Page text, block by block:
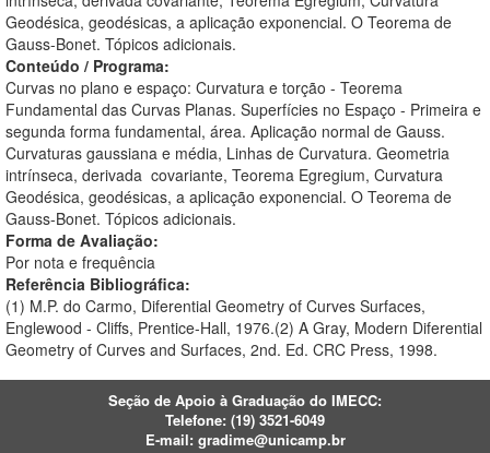
Geodésica, geodésicas, a aplicação exponencial. O Teorema de
Gauss-Bonet. Tópicos adicionais.
Conteúdo / Programa:
Curvas no plano e espaço: Curvatura e torção - Teorema
Fundamental das Curvas Planas. Superfícies no Espaço - Primeira e
segunda forma fundamental, área. Aplicação normal de Gauss.
Curvaturas gaussiana e média, Linhas de Curvatura. Geometria
intrínseca, derivada covariante, Teorema Egregium, Curvatura
Geodésica, geodésicas, a aplicação exponencial. O Teorema de
Gauss-Bonet. Tópicos adicionais.
Forma de Avaliação:
Por nota e frequência
Referência Bibliográfica:
(1) M.P. do Carmo, Diferential Geometry of Curves Surfaces,
Englewood - Cliffs, Prentice-Hall, 1976.(2) A Gray, Modern Diferential
Geometry of Curves and Surfaces, 2nd. Ed. CRC Press, 1998.
Seção de Apoio à Graduação do IMECC:
Telefone: (19) 3521-6049
E-mail: gradime@unicamp.br